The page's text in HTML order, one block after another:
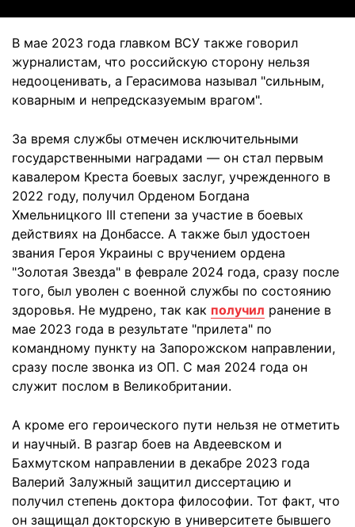
В мае 2023 года главком ВСУ также говорил
журналистам, что российскую сторону нельзя
недооценивать, а Герасимова называл "сильным,
коварным и непредсказуемым врагом".
За время службы отмечен исключительными
государственными наградами — он стал первым
кавалером Креста боевых заслуг, учрежденного в
2022 году, получил Орденом Богдана
Хмельницкого III степени за участие в боевых
действиях на Донбассе. А также был удостоен
звания Героя Украины с вручением ордена
"Золотая Звезда" в феврале 2024 года, сразу после
того, был уволен с военной службы по состоянию
здоровья. Не мудрено, так как получил ранение в
мае 2023 года в результате "прилета" по
командному пункту на Запорожском направлении,
сразу после звонка из ОП. С мая 2024 года он
служит послом в Великобритании.
А кроме его героического пути нельзя не отметить
и научный. В разгар боев на Авдеевском и
Бахмутском направлении в декабре 2023 года
Валерий Залужный защитил диссертацию и
получил степень доктора философии. Тот факт, что
он защищал докторскую в университете бывшего